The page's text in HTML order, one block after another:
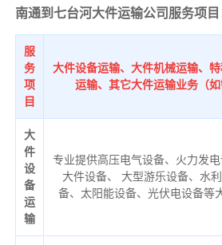
南通到七台河大件运输公司服务项目
服
务
项
目
大件设备运输、大件机械运输、
运输、其它大件运输业务（如
大
件
设
备
运
输
专业提供高压电气设备、火力发电
大件设备、 大型游乐设备、水
备、太阳能设备、光伏电设备等